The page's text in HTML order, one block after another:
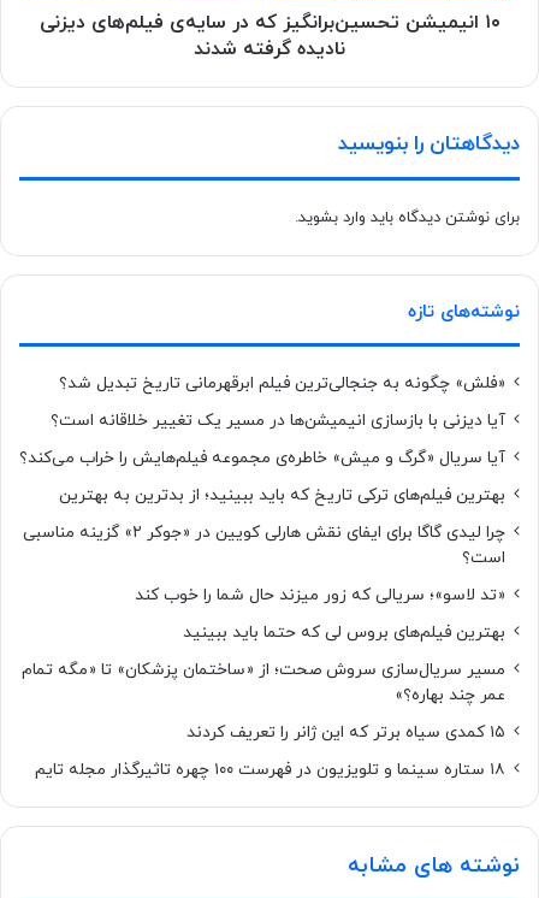
۱۰ انیمیشن تحسین‌برانگیز که در سایه‌ی فیلم‌های دیزنی
نادیده گرفته شدند
دیدگاهتان را بنویسید
برای نوشتن دیدگاه باید وارد بشوید.
نوشته‌های تازه
«فلش» چگونه به جنجالی‌ترین فیلم ابرقهرمانی تاریخ تبدیل شد؟
آیا دیزنی با بازسازی انیمیشن‌ها در مسیر یک تغییر خلاقانه است؟
آیا سریال «گرگ و میش» خاطره‌ی مجموعه‌ فیلم‌هایش را خراب می‌کند؟
بهترین فیلم‌های ترکی تاریخ که باید ببینید؛ از بدترین به بهترین
چرا لیدی گاگا برای ایفای نقش هارلی کویین در «جوکر ۲» گزینه مناسبی
است؟
«تد لاسو»؛ سریالی که زور میزند حال شما را خوب کند
بهترین فیلم‌های بروس لی که حتما باید ببینید
مسیر سریال‌سازی سروش صحت؛ از «ساختمان پزشکان» تا «مگه تمام
عمر چند بهاره؟»
۱۵ کمدی سیاه برتر که این ژانر را تعریف کردند
۱۸ ستاره‌ سینما و تلویزیون در فهرست ۱۰۰ چهره تاثیرگذار مجله تایم
نوشته های مشابه